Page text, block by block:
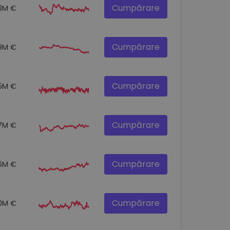
€ Cumpărare
€ Cumpărare
€ Cumpărare
€ Cumpărare
€ Cumpărare
€ Cumpărare